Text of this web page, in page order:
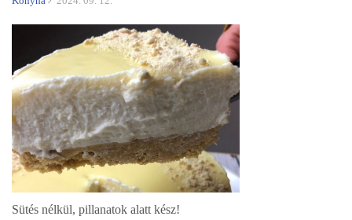
Sütés nélkül, pillanatok alatt kész!